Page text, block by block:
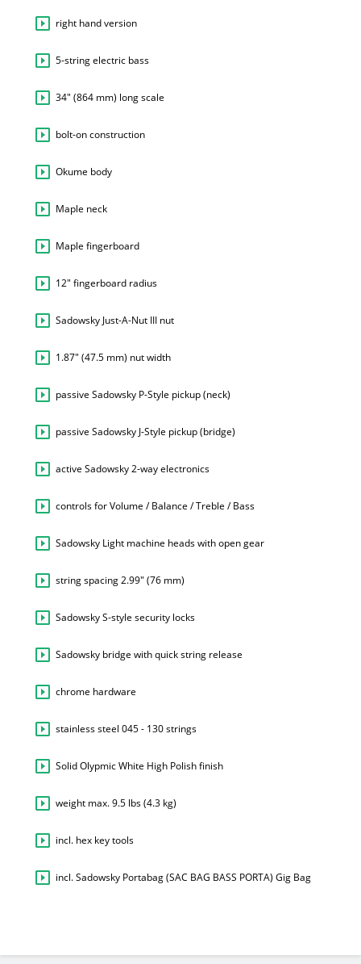
right hand version
5-string electric bass
34" (864 mm) long scale
bolt-on construction
Okume body
Maple neck
Maple fingerboard
12" fingerboard radius
Sadowsky Just-A-Nut III nut
1.87" (47.5 mm) nut width
passive Sadowsky P-Style pickup (neck)
passive Sadowsky J-Style pickup (bridge)
active Sadowsky 2-way electronics
controls for Volume / Balance / Treble / Bass
Sadowsky Light machine heads with open gear
string spacing 2.99" (76 mm)
Sadowsky S-style security locks
Sadowsky bridge with quick string release
chrome hardware
stainless steel 045 - 130 strings
Solid Olypmic White High Polish finish
weight max. 9.5 lbs (4.3 kg)
incl. hex key tools
incl. Sadowsky Portabag (SAC BAG BASS PORTA) Gig Bag